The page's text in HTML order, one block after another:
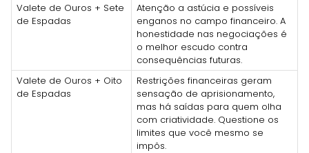
Valete de Ouros + Sete
de Espadas
Atenção a astúcia e possíveis
enganos no campo financeiro. A
honestidade nas negociações é
o melhor escudo contra
consequências futuras.
Valete de Ouros + Oito
de Espadas
Restrições financeiras geram
sensação de aprisionamento,
mas há saídas para quem olha
com criatividade. Questione os
limites que você mesmo se
impôs.